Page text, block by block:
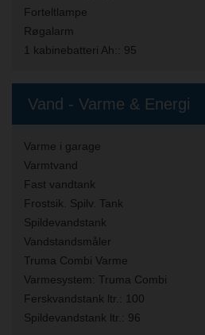
Forteltlampe
Røgalarm
1 kabinebatteri Ah:: 95
Vand - Varme & Energi
Varme i garage
Varmtvand
Fast vandtank
Frostsik. Spilv. Tank
Spildevandstank
Vandstandsmåler
Truma Combi Varme
Varmesystem: Truma Combi
Ferskvandstank ltr.: 100
Spildevandstank ltr.: 96